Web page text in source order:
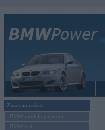
Ziņas un raksti
BMW modeļu jaunumi
BMW testi